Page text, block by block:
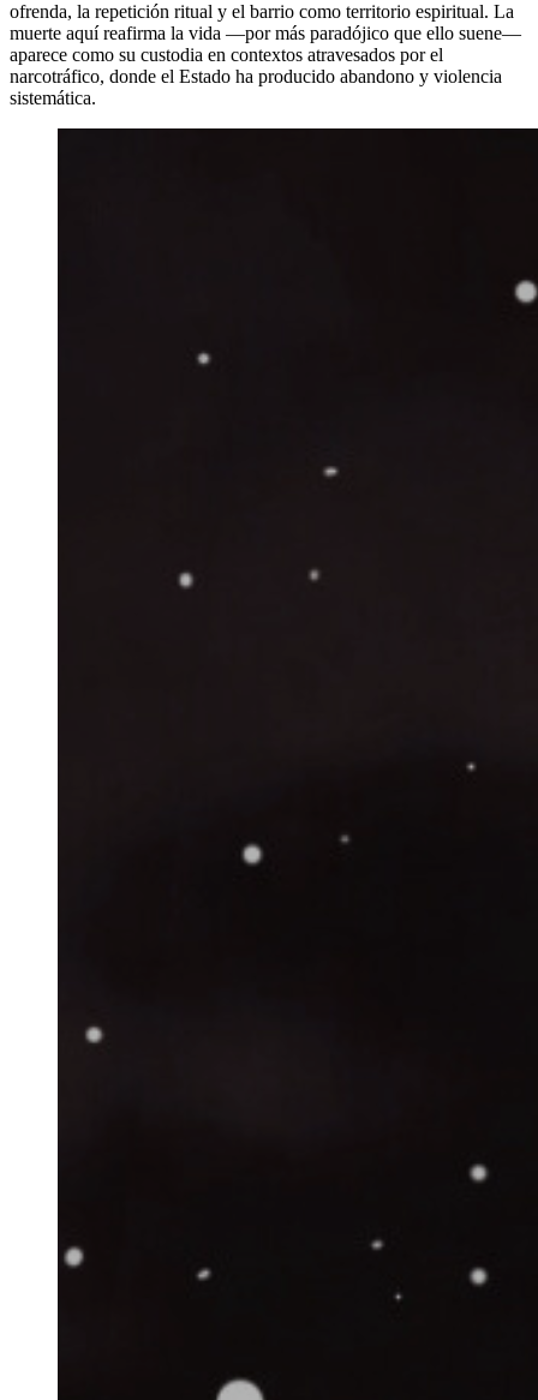
ofrenda, la repetición ritual y el barrio como territorio espiritual. La
muerte aquí reafirma la vida —por más paradójico que ello suene—
aparece como su custodia en contextos atravesados por el
narcotráfico, donde el Estado ha producido abandono y violencia
sistemática.